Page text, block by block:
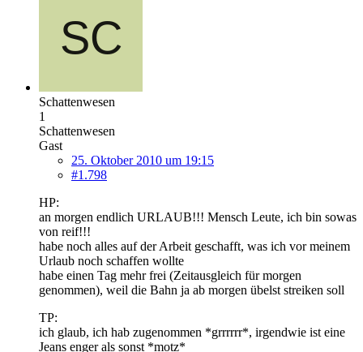
Schattenwesen
1
Schattenwesen
Gast
25. Oktober 2010 um 19:15
#1.798
HP:
an morgen endlich URLAUB!!! Mensch Leute, ich bin sowas
von reif!!!
habe noch alles auf der Arbeit geschafft, was ich vor meinem
Urlaub noch schaffen wollte
habe einen Tag mehr frei (Zeitausgleich für morgen
genommen), weil die Bahn ja ab morgen übelst streiken soll
TP:
ich glaub, ich hab zugenommen *grrrrrr*, irgendwie ist eine
Jeans enger als sonst *motz*